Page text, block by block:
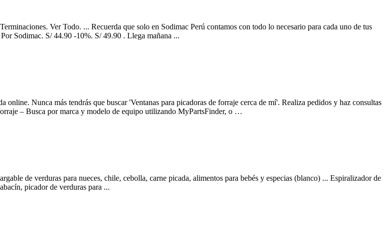
Ver Todo. ... Recuerda que solo en Sodimac Perú contamos con todo lo necesario para cada uno de tus
Sodimac. S/ 44.90 -10%. S/ 49.90 . Llega mañana ...
online. Nunca más tendrás que buscar 'Ventanas para picadoras de forraje cerca de mí'. Realiza pedidos y haz consultas
– Busca por marca y modelo de equipo utilizando MyPartsFinder, o …
de verduras para nueces, chile, cebolla, carne picada, alimentos para bebés y especias (blanco) ... Espiralizador de
picador de verduras para ...